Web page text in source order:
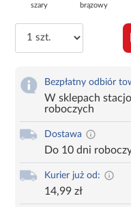
szary brązowy
Bezpłatny odbiór
W sklepach
roboczych
Dostawa
Do 10 dni
Kurier już od:
14,99 zł